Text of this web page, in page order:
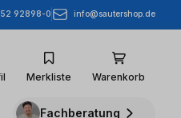
92898-0 info@sautershop.de
Merkliste Warenkorb
Fachberatung